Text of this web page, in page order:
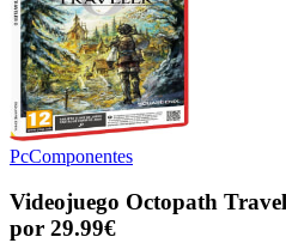
PcComponentes
Videojuego Octopath
por 29.99€